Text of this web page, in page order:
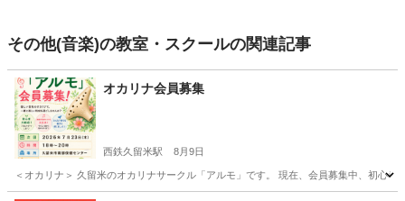
その他(音楽)の教室・スクールの関連記事
オカリナ会員募集
西鉄久留米駅 8月9日
＜オカリナ＞ 久留米のオカリナサークル「アルモ」です。 現在、会員募集中、初